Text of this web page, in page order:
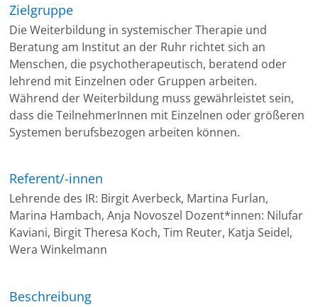
Zielgruppe
Die Weiterbildung in systemischer Therapie und
Beratung am Institut an der Ruhr richtet sich an
Menschen, die psychotherapeutisch, beratend oder
lehrend mit Einzelnen oder Gruppen arbeiten.
Während der Weiterbildung muss gewährleistet sein,
dass die TeilnehmerInnen mit Einzelnen oder größeren
Systemen berufsbezogen arbeiten können.
Referent/-innen
Lehrende des IR: Birgit Averbeck, Martina Furlan,
Marina Hambach, Anja Novoszel Dozent*innen: Nilufar
Kaviani, Birgit Theresa Koch, Tim Reuter, Katja Seidel,
Wera Winkelmann
Beschreibung